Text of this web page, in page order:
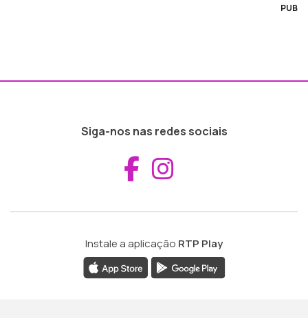
PUB
Siga-nos nas redes sociais
Aceder ao
Instale a aplicação RTP Play